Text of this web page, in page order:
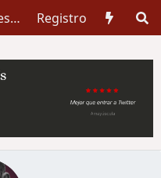
Iniciar sesión Registro